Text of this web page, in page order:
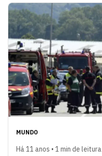
MUNDO
Há 11 anos • 1 min de leitura